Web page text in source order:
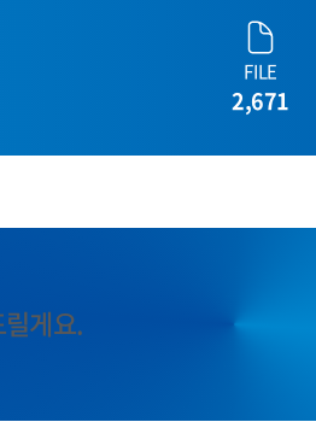
FILE
2,671
게요.